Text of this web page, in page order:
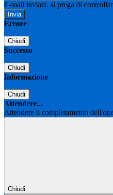
E-mail inviata, si prega di
Errore
Chiudi
Successo
Chiudi
Informazione
Chiudi
Attendere...
Attendere il completamento
Chiudi